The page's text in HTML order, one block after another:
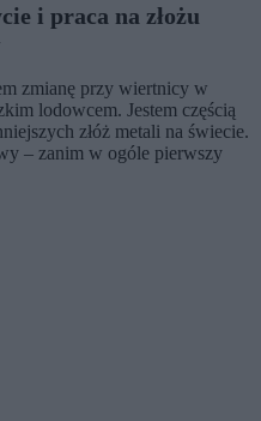
i praca na złożu
zmianę przy wiertnicy w
lodowcem. Jestem częścią
złóż metali na świecie.
– zanim w ogóle pierwszy